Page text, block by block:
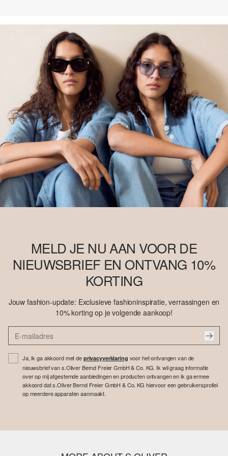
MELD JE NU AAN VOOR DE
NIEUWSBRIEF EN ONTVANG 10%
KORTING
Jouw fashion-update: Exclusieve fashioninspiratie, verrassingen en
10% korting op je volgende aankoop!
Ja, ik ga akkoord met de privacyverklaring voor het ontvangen van de
nieuwsbrief van s.Oliver Bernd Freier GmbH & Co. KG. Ik wil graag informatie
over op mij afgestemde aanbiedingen en producten ontvangen en ik ga ermee
akkoord dat s.Oliver Bernd Freier GmbH & Co. KG hiervoor een gebruikersprofiel
op meerdere apparaten aanmaakt.